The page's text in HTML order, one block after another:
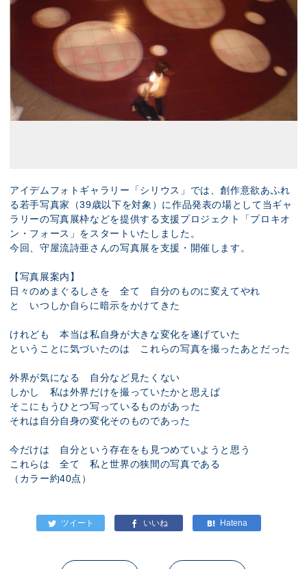
アイデムフォトギャラリー「シリウス」では、創作意欲あふれ
る若手写真家（39歳以下を対象）に作品発表の場として当ギャ
ラリーの写真展枠などを提供する支援プロジェクト「プロキオ
ン・フォース」をスタートいたしました。
今回、守屋流詩亜さんの写真展を支援・開催します。
【写真展案内】
日々のめまぐるしさを 全て 自分のものに変えてやれ
と いつしか自らに暗示をかけてきた
けれども 本当は私自身が大きな変化を遂げていた
ということに気づいたのは これらの写真を撮ったあとだった
外界が気になる 自分など見たくない
しかし 私は外界だけを撮っていたかと思えば
そこにもうひとつ写っているものがあった
それは自分自身の変化そのものであった
今だけは 自分という存在をも見つめていようと思う
これらは 全て 私と世界の狭間の写真である
（カラー約40点）